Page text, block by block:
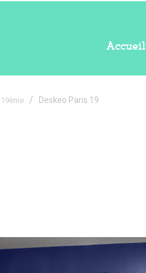
Accueil
/ Deskeo Paris 19